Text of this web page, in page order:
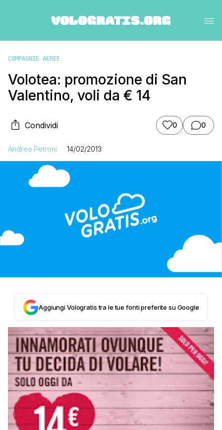
COMPAGNIE AEREE
Volotea: promozione di San
Valentino, voli da € 14
Condividi 0 0
Andrea Petroni 14/02/2013
Aggiungi Vologratis tra le tue fonti preferite su Google